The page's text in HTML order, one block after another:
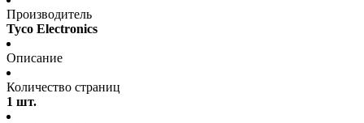
Производитель
Tyco Electronics
Описание
Количество страниц
1 шт.